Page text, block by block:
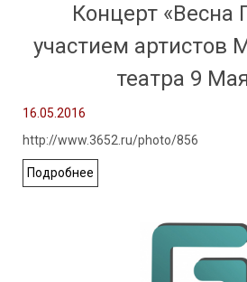
Концерт «Весна
участием артистов
театра 9
16.05.2016
http://www.3652.ru/photo/856
Подробнее